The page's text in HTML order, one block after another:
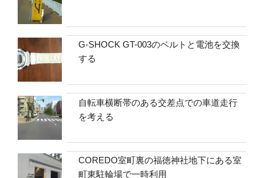
G-SHOCK GT-003のベルトと電池を交換
する
自転車横断帯のある交差点での車道走行
を考える
COREDO室町裏の福徳神社地下にある室
町東駐輪場で一時利用